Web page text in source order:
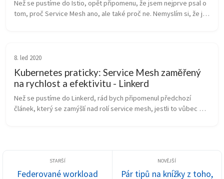
Než se pustíme do Istio, opět připomenu, že jsem nejprve psal o
tom, proč Service Mesh ano, ale také proč ne. Nemyslím si, že je
8. led 2020
Kubernetes praticky: Service Mesh zaměřený
na rychlost a efektivitu - Linkerd
Než se pustíme do Linkerd, rád bych připomenul předchozí
článek, který se zamýšlí nad rolí service mesh, jestli to vůbec
Federované workload Pár tipů na knížky z toho,